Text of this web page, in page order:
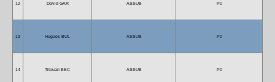
12 David GAR ASSUB P0
13 Hugues BUL ASSUB P0
14 Titouan BEC ASSUB P0